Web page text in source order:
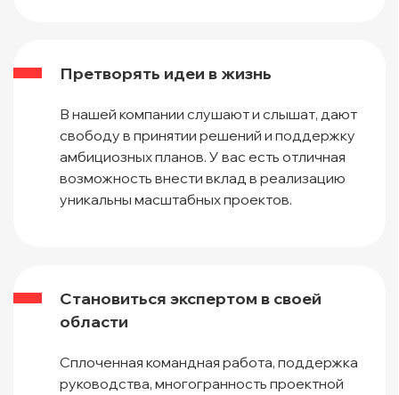
Претворять идеи в жизнь
В нашей компании слушают и слышат, дают
свободу в принятии решений и поддержку
амбициозных планов. У вас есть отличная
возможность внести вклад в реализацию
уникальны масштабных проектов.
Становиться экспертом в своей
области
Сплоченная командная работа, поддержка
руководства, многогранность проектной